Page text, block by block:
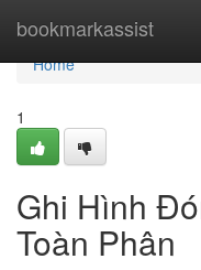
bookmarkassist
Home
Home
1
Ghi Hình
Toàn Phân